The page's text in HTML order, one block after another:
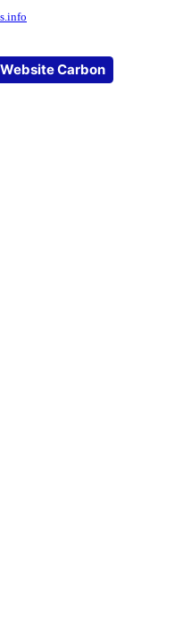
Website Carbon